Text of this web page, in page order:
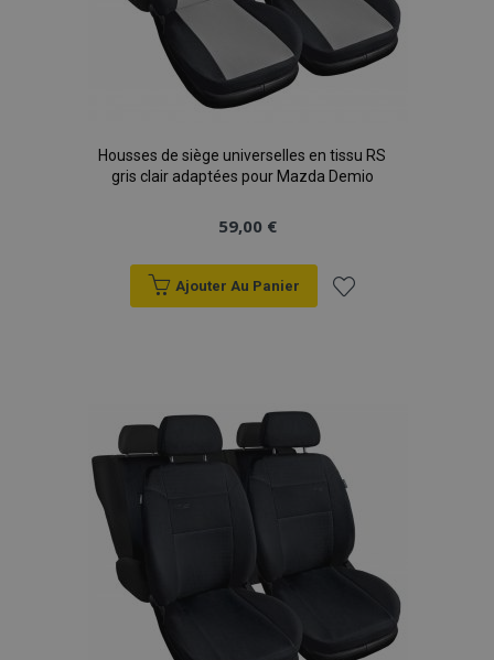
Housses de siège universelles en tissu RS
gris clair adaptées pour Mazda Demio
59,00 €
Ajouter Au Panier
d'achats